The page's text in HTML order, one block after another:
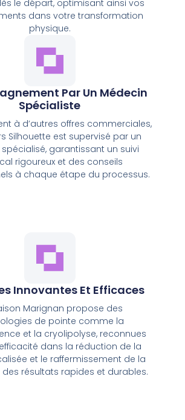
le départ, optimisant ainsi vos
dans votre transformation
physique.
Par Un Médecin
Spécialiste
à d’autres offres commerciales,
Silhouette est supervisé par un
garantissant un suivi
rigoureux et des conseils
à chaque étape du processus.
Innovantes Et Efficaces
Marignan propose des
de pointe comme la
et la cryolipolyse, reconnues
dans la réduction de la
et le raffermissement de la
résultats rapides et durables.